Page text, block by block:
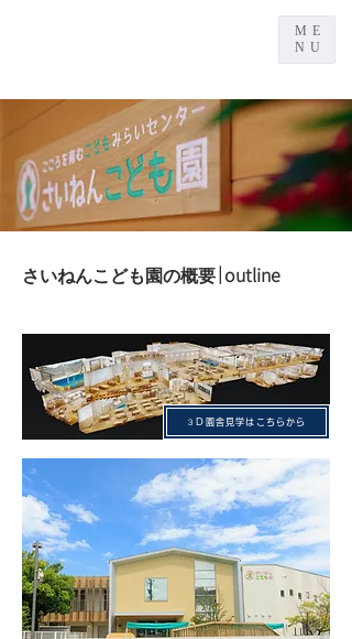
ME
NU
さいねんこども園の概要 ｜outline
３D園舎見学はこちらから